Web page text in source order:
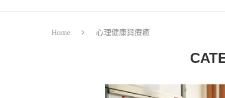
Home 心理健康與療癒